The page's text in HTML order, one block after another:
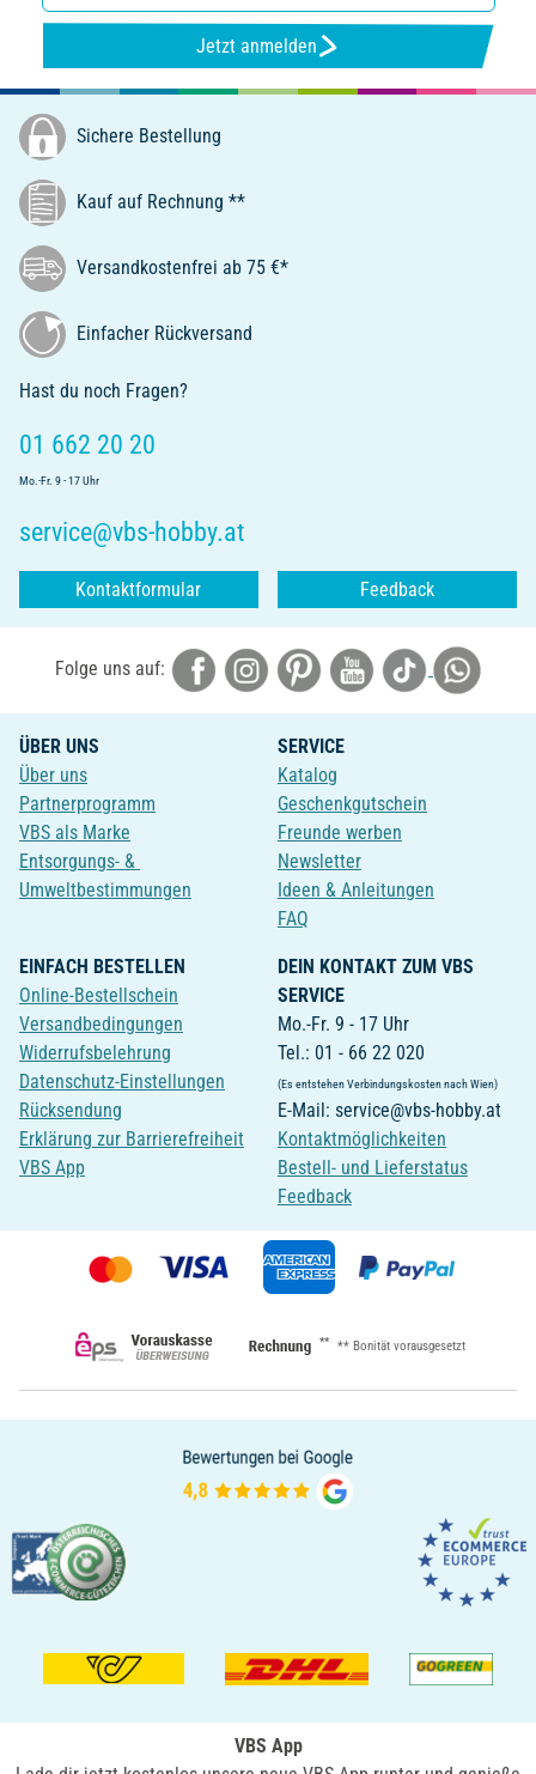
Jetzt anmelden
Sichere Bestellung
Kauf auf Rechnung **
Versandkostenfrei ab 75 €*
Einfacher Rückversand
Hast du noch Fragen?
01 662 20 20
Mo.-Fr. 9 - 17 Uhr
service@vbs-hobby.at
Kontaktformular Feedback
Folge uns auf:
ÜBER UNS
Über uns
Partnerprogramm
VBS als Marke
Entsorgungs- &
Umweltbestimmungen
SERVICE
Katalog
Geschenkgutschein
Freunde werben
Newsletter
Ideen & Anleitungen
FAQ
EINFACH BESTELLEN
Online-Bestellschein
Versandbedingungen
Widerrufsbelehrung
Datenschutz-Einstellungen
Rücksendung
Erklärung zur Barrierefreiheit
VBS App
DEIN KONTAKT ZUM VBS
SERVICE
Mo.-Fr. 9 - 17 Uhr
Tel.: 01 - 66 22 020
(Es entstehen Verbindungskosten nach Wien)
E-Mail: service@vbs-hobby.at
Kontaktmöglichkeiten
Bestell- und Lieferstatus
Feedback
** ** Bonität vorausgesetzt
VBS App